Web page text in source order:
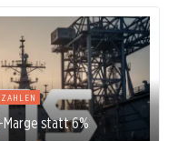
Marge statt 6%